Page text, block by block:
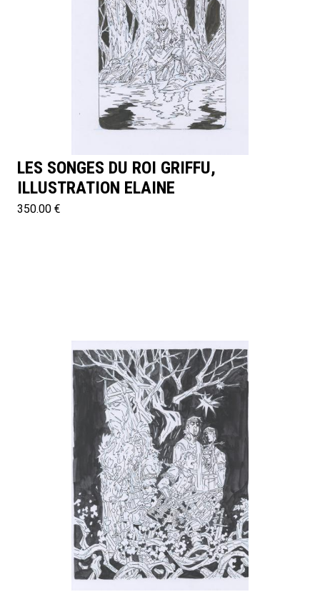
LES SONGES DU ROI GRIFFU,
ILLUSTRATION ELAINE
350.00 €